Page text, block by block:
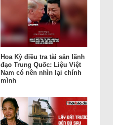
Hoa Kỳ điều tra tài sản lãnh
đạo Trung Quốc: Liệu Việt
Nam có nên nhìn lại chính
mình